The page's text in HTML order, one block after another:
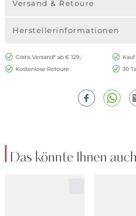
Versand & Retoure
Herstellerinformationen
Gratis Versand* ab € 129,-
Kostenlose Retoure
30
Das könnte Ihnen